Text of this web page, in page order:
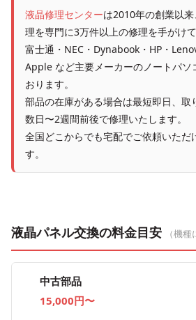
液晶修理センターは2010年の創業以
理を専門に3万件以上の修理を手がけて
富士通・NEC・Dynabook・HP・
Apple など主要メーカーのノートパソ
おります。
部品の在庫がある場合は最短即日、取
数日〜2週間前後で修理いたします。
全国どこからでも宅配でご依頼いただ
す。
液晶パネル交換の料金目安 （機
中古部品
15,000円〜